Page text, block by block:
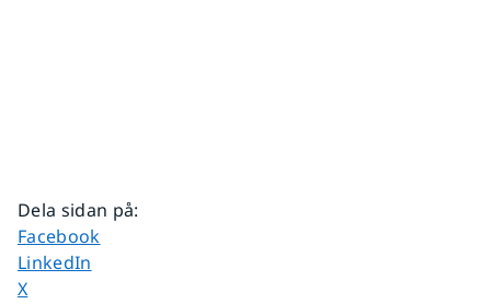
Dela sidan på:
Dela sidan på
Facebook
Dela sidan på
LinkedIn
Dela sidan på
X